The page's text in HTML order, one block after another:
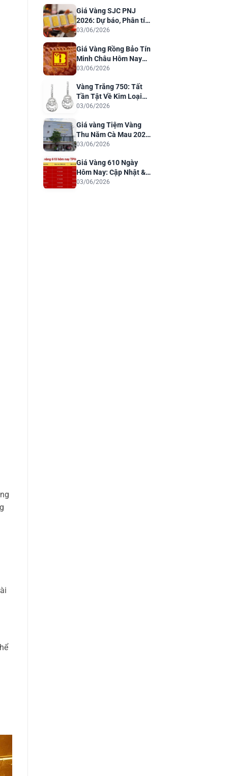
Giá Vàng SJC PNJ
2026: Dự báo, Phân tích
& Lời khuyên Đầu tư
03/06/2026
Giá Vàng Rồng Bảo Tín
Minh Châu Hôm Nay
2026: Dự Báo & Phân
03/06/2026
Vàng Trắng 750: Tất
Tần Tật Về Kim Loại
Quý Cho Trang Sức
03/06/2026
Giá vàng Tiệm Vàng
Thu Năm Cà Mau 2026:
Cập Nhật & Phân Tích
03/06/2026
Giá Vàng 610 Ngày
Hôm Nay: Cập Nhật &
Dự Báo 2026
03/06/2026